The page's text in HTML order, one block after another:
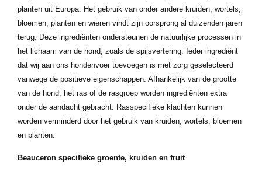
planten uit Europa. Het gebruik van onder andere kruiden, wortels,
bloemen, planten en wieren vindt zijn oorsprong al duizenden jaren
terug. Deze ingrediënten ondersteunen de natuurlijke processen in
het lichaam van de hond, zoals de spijsvertering. Ieder ingrediënt
dat wij aan ons hondenvoer toevoegen is met zorg geselecteerd
vanwege de positieve eigenschappen. Afhankelijk van de grootte
van de hond, het ras of de rasgroep worden ingrediënten extra
onder de aandacht gebracht. Rasspecifieke klachten kunnen
worden verminderd door het gebruik van kruiden, wortels, bloemen
en planten.
Beauceron specifieke groente, kruiden en fruit